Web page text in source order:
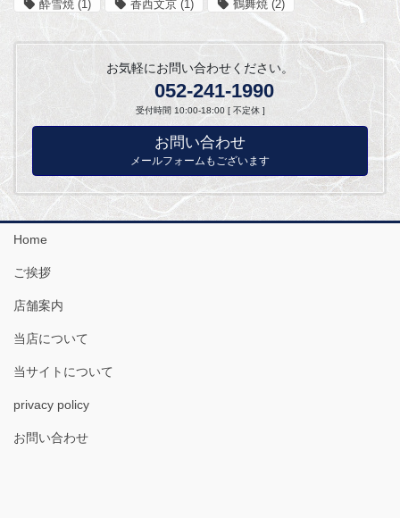
酔雪焼 (1) 香西文京 (1) 鶴舞焼 (2)
お気軽にお問い合わせください。
052-241-1990
受付時間 10:00-18:00 [ 不定休 ]
お問い合わせ
メールフォームもございます
Home
ご挨拶
店舗案内
当店について
当サイトについて
privacy policy
お問い合わせ